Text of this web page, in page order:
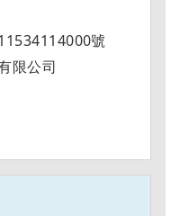
號
限公司